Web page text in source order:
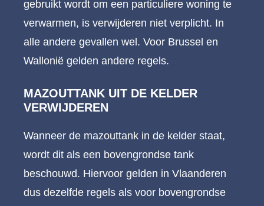
gebruikt wordt om een particuliere woning te
verwarmen, is verwijderen niet verplicht. In
alle andere gevallen wel. Voor Brussel en
Wallonië gelden andere regels.
MAZOUTTANK UIT DE KELDER
VERWIJDEREN
Wanneer de mazouttank in de kelder staat,
wordt dit als een bovengrondse tank
beschouwd. Hiervoor gelden in Vlaanderen
dus dezelfde regels als voor bovengrondse